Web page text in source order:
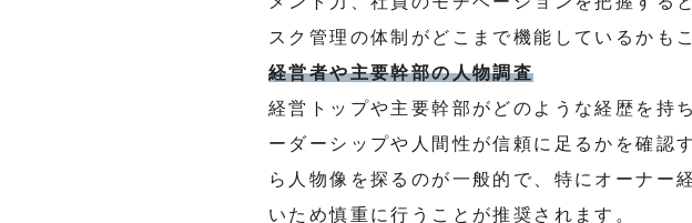
スク管理の体制がどこまで機能しているかも
経営者や主要幹部の人物調査
経営トップや主要幹部がどのような経歴を持
ーダーシップや人間性が信頼に足るかを確認
ら人物像を探るのが一般的で、特にオーナー
いため慎重に行うことが推奨されます。